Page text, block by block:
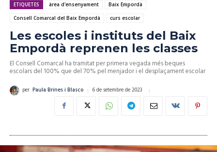
ETIQUETES àrea d'ensenyament
Baix Empordà
Consell Comarcal del Baix Empordà
curs escolar
Les escoles i instituts del Baix
Empordà reprenen les classes
El Consell Comarcal ha tramitat per primera vegada més beques
escolars del 100% que del 70% pel menjador i el desplaçament escolar
per Paula Brines i Blasco 6 de setembre de 2023